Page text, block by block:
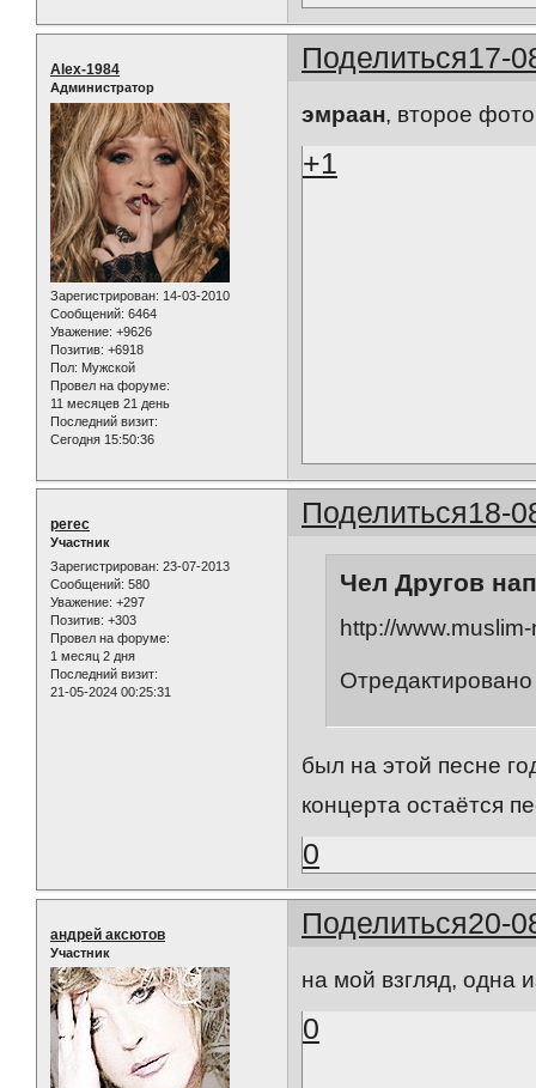
Поделиться17-
Alex-1984
Администратор
Зарегистрирован: 14-03-2010
Сообщений: 6464
Уважение: +9626
Позитив: +6918
Пол: Мужской
Провел на форуме:
11 месяцев 21 день
Последний визит:
Сегодня 15:50:36
эмраан, второе
+1
Поделиться18-
perec
Участник
Зарегистрирован: 23-07-2013
Сообщений: 580
Уважение: +297
Позитив: +303
Провел на форуме:
1 месяц 2 дня
Последний визит:
21-05-2024 00:25:31
Чел Другов
http://
был на этой песне
концерта остаётся
0
Поделиться20-
андрей аксютов
Участник
на мой взгляд, одна
0